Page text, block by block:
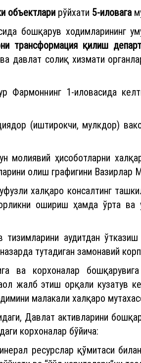
объектлари рўйхати 5-иловага
бошқарув ходимларининг
трансформация қилиш
давлат солиқ хизмати
Фармоннинг 1-иловасида
(иштирокчи, мулкдор)
молиявий ҳисоботларни
олиш графигини Вазирлар
халқаро консалтинг
ошириш ҳамда ўрта ва
аудитдан
тутадиган замонавий
ва корхоналар
жалб этиш орқали кузатув
малакали халқаро
Давлат активларини
корхоналар бўйича:
ресурслар қўмитаси